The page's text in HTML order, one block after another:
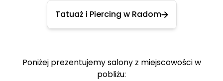
Tatuaż i Piercing w Radom
Poniżej prezentujemy salony z miejscowości w
pobliżu: